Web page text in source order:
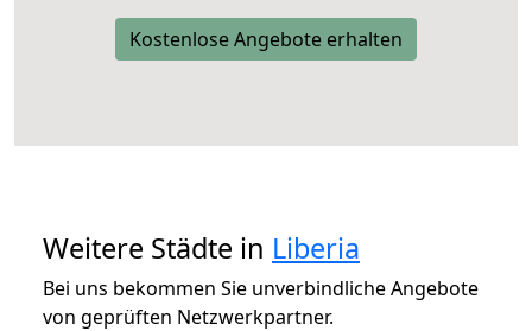
Kostenlose Angebote erhalten
Weitere Städte in Liberia
Bei uns bekommen Sie unverbindliche Angebote
von geprüften Netzwerkpartner.